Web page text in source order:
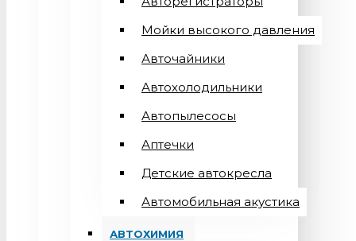
Мойки высокого давления
Авточайники
Автохолодильники
Автопылесосы
Аптечки
Детские автокресла
Автомобильная акустика
АВТОХИМИЯ